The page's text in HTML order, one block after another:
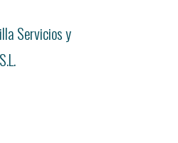
Servicios y